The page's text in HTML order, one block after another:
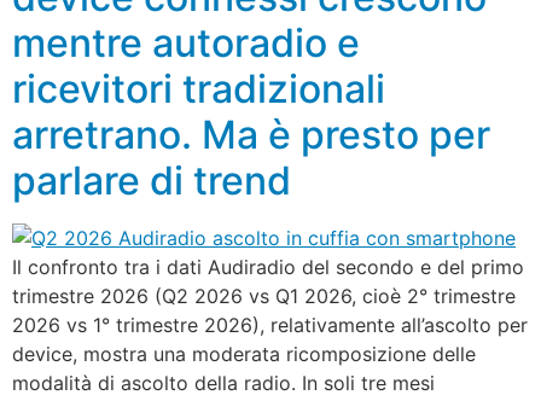
mentre autoradio e
ricevitori tradizionali
arretrano. Ma è presto per
parlare di trend
Il confronto tra i dati Audiradio del secondo e del primo
trimestre 2026 (Q2 2026 vs Q1 2026, cioè 2° trimestre
2026 vs 1° trimestre 2026), relativamente all’ascolto per
device, mostra una moderata ricomposizione delle
modalità di ascolto della radio. In soli tre mesi